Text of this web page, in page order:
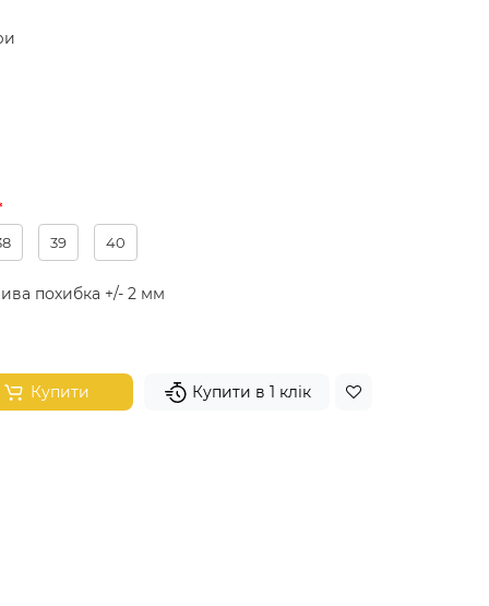
39 40
похибка +/- 2 мм
Купити Купити в 1 клік